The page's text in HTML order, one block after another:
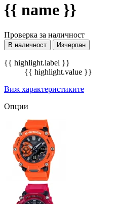
{{ name }}
Проверка за наличност
В наличност Изчерпан
{{ highlight.label }}
{{ highlight.value }}
Виж характеристиките
Опции